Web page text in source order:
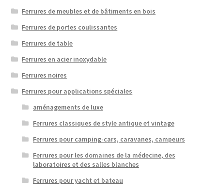
Ferrures de meubles et de bâtiments en bois
Ferrures de portes coulissantes
Ferrures de table
Ferrures en acier inoxydable
Ferrures noires
Ferrures pour applications spéciales
aménagements de luxe
Ferrures classiques de style antique et vintage
Ferrures pour camping-cars, caravanes, campeurs
Ferrures pour les domaines de la médecine, des
laboratoires et des salles blanches
Ferrures pour yacht et bateau